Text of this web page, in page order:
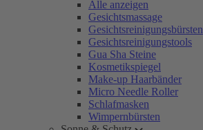
Alle anzeigen
Gesichtsmassage
Gesichtsreinigungsbürsten
Gesichtsreinigungstools
Gua Sha Steine
Kosmetikspiegel
Make-up Haarbänder
Micro Needle Roller
Schlafmasken
Wimpernbürsten